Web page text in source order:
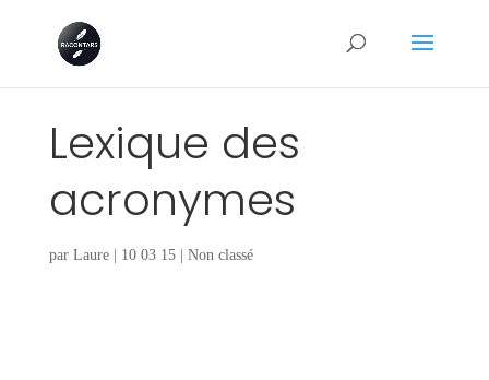
Lexique des
acronymes
par Laure| 10 03 15| Non classé